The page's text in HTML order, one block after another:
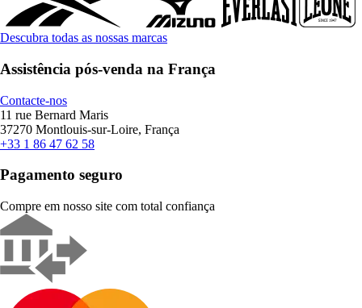
Descubra todas as nossas marcas
Assistência pós-venda na França
Contacte-nos
11 rue Bernard Maris
37270 Montlouis-sur-Loire, França
+33 1 86 47 62 58
Pagamento seguro
Compre em nosso site com total confiança